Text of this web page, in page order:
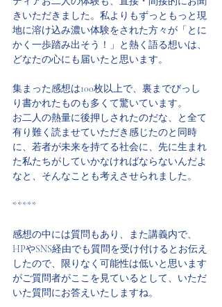
きいただきました。私よりもずっともっと現
地に溶け込み濃い体験をされた方々が「とに
かく一歩踏み出そう！」と熱く語る想いは、
どなたの心にも届いたと思います。
集まった感想は100枚以上で、裏までびっし
り書かれたものも多くて驚いています。
お二人の熱量に後押しされたのだな、と全て
有り難く読ませていただき感じたのと同時
に、若者が未来を持てる社会に、先に生まれ
た私たちがしていかなければならないんだよ
なと、そんなことも考えさせられました。
*****
感想の中には質問もあり、また講義内で、
HPやSNS経由でも質問を受け付けるとお伝え
したので、限りなく可能性は低いと思います
がご質問者がここを見ているとして、いただ
いた質問にお答えいたしますね。